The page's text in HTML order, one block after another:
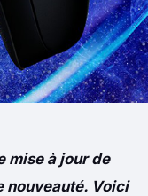
mise à jour de
nouveauté. Voici